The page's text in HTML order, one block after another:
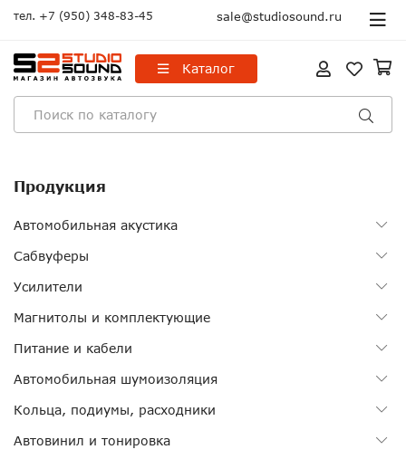
тел. +7 (950) 348-83-45 sale@studiosound.ru
Каталог
Продукция
Автомобильная акустика
Сабвуферы
Усилители
Магнитолы и комплектующие
Питание и кабели
Автомобильная шумоизоляция
Кольца, подиумы, расходники
Автовинил и тонировка